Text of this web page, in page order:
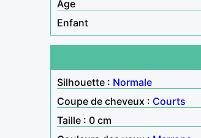
Age
Enfant
Silhouette : Normale
Coupe de cheveux : Courts
Taille : 0 cm